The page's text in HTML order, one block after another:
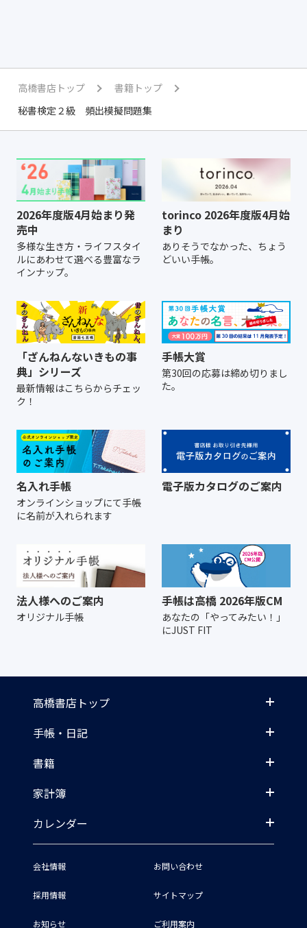
高橋書店トップ
書籍トップ
秘書検定２級 頻出模擬問題集
2026年度版4月始まり発
売中
多様な生き方・ライフスタイ
ルにあわせて選べる豊富なラ
インナップ。
torinco 2026年度版4月始
まり
ありそうでなかった、ちょう
どいい手帳。
「ざんねんないきもの事
典」シリーズ
最新情報はこちらからチェッ
ク！
手帳大賞
第30回の応募は締め切りまし
た。
名入れ手帳
オンラインショップにて手帳
に名前が入れられます
電子版カタログのご案内
法人様へのご案内
オリジナル手帳
手帳は高橋 2026年版CM
あなたの「やってみたい！」
にJUST FIT
高橋書店トップ
手帳・日記
書籍
家計簿
カレンダー
会社情報
採用情報
お知らせ
お問い合わせ
サイトマップ
ご利用案内